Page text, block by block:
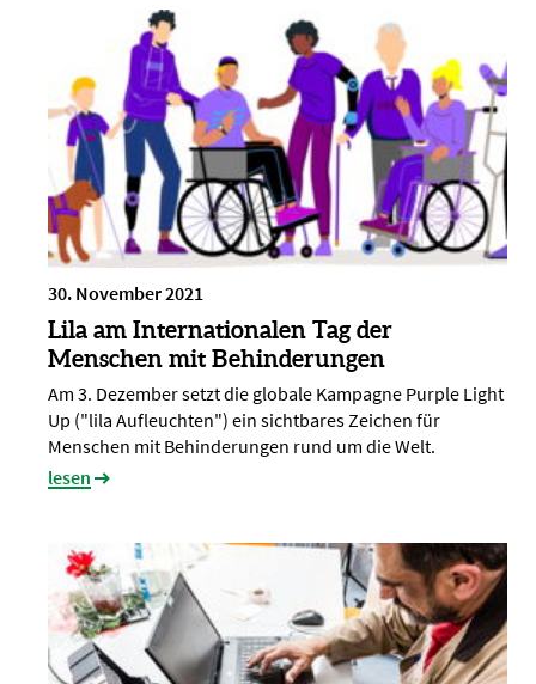
30. November 2021
Lila am Internationalen Tag der
Menschen mit Behinderungen
Am 3. Dezember setzt die globale Kampagne Purple Light
Up ("lila Aufleuchten") ein sichtbares Zeichen für
Menschen mit Behinderungen rund um die Welt.
lesen